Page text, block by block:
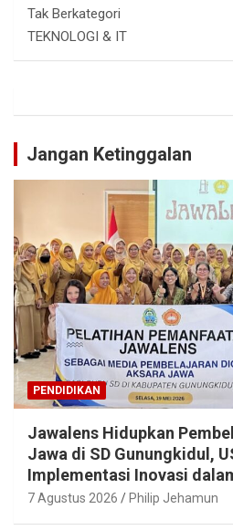
Tak Berkategori
TEKNOLOGI & IT
Jangan Ketinggalan
PENDIDIKAN
Jawalens Hidupkan
Jawa di SD Gunungkidul,
Implementasi Inovasi
7 Agustus 2026 Philip Jehamun